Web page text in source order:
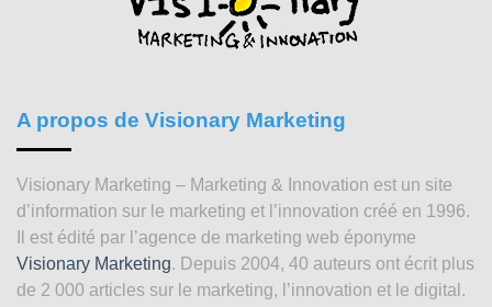
A propos de Visionary Marketing
Visionary Marketing – Marketing & Innovation est un site
d’information sur le marketing et l’innovation créé en 1996.
Il est édité par l’agence de marketing web éponyme
Visionary Marketing. Depuis 2004, 40 auteurs ont écrit plus
de 2 000 articles sur le marketing, l’innovation et le digital.